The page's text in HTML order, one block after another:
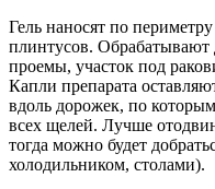
Гель наносят по
плинтусов.
проемы, участок под
Капли препарата
вдоль дорожек, по
всех щелей. Лучше
тогда можно будет
холодильником, столами).